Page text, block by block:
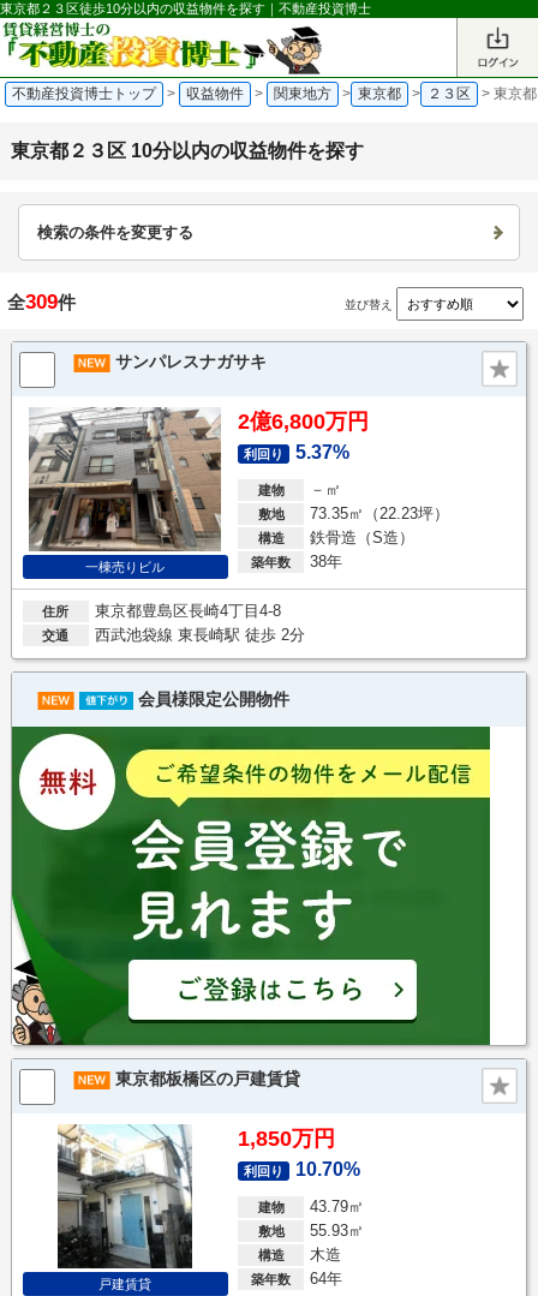
東京都２３区徒歩10分以内の収益物件を探す｜不動産投資博士
不動産投資博士トップ > 収益物件 > 関東地方 > 東京都 > ２３区 > 東京
東京都２３区 10分以内の収益物件を探す
検索の条件を変更する
全309件 並び替え
サンパレスナガサキ
一棟売りビル
2億6,800万円
利回り 5.37%
建物 －㎡
敷地 73.35㎡（22.23坪）
構造 鉄骨造（S造）
築年数 38年
住所 東京都豊島区長崎4丁目4-8
交通 西武池袋線 東長崎駅 徒歩 2分
会員様限定公開物件
東京都板橋区の戸建賃貸
戸建賃貸
1,850万円
利回り 10.70%
建物 43.79㎡
敷地 55.93㎡
構造 木造
築年数 64年